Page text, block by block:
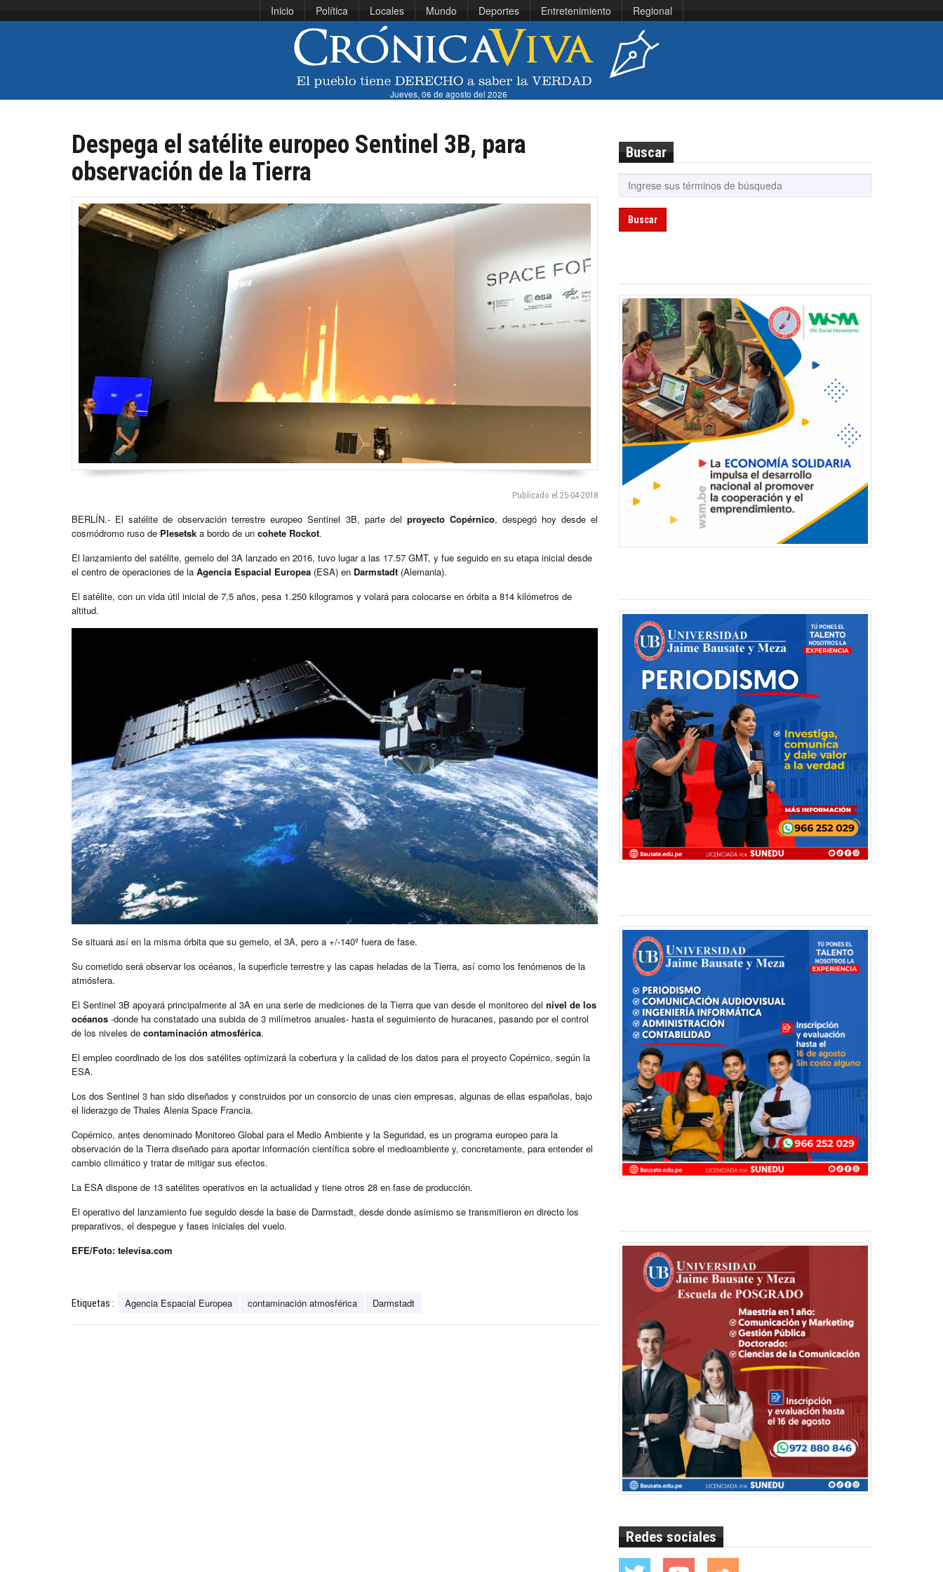
Inicio Política Locales Mundo Deportes Entretenimiento Regional
Jueves, 06 de agosto del 2026
Despega el satélite europeo Sentinel 3B, para
observación de la Tierra
Publicado el 25-04-2018
BERLÍN.- El satélite de observación terrestre europeo Sentinel 3B, parte del proyecto Copérnico, despegó hoy desde el
cosmódromo ruso de Plesetsk a bordo de un cohete Rockot.
El lanzamiento del satélite, gemelo del 3A lanzado en 2016, tuvo lugar a las 17.57 GMT, y fue seguido en su etapa inicial desde
el centro de operaciones de la Agencia Espacial Europea (ESA) en Darmstadt (Alemania).
El satélite, con un vida útil inicial de 7,5 años, pesa 1.250 kilogramos y volará para colocarse en órbita a 814 kilómetros de
altitud.
Se situará así en la misma órbita que su gemelo, el 3A, pero a +/-140º fuera de fase.
Su cometido será observar los océanos, la superficie terrestre y las capas heladas de la Tierra, así como los fenómenos de la
atmósfera.
El Sentinel 3B apoyará principalmente al 3A en una serie de mediciones de la Tierra que van desde el monitoreo del nivel de los
océanos -donde ha constatado una subida de 3 milímetros anuales- hasta el seguimiento de huracanes, pasando por el control
de los niveles de contaminación atmosférica.
El empleo coordinado de los dos satélites optimizará la cobertura y la calidad de los datos para el proyecto Copérnico, según la
ESA.
Los dos Sentinel 3 han sido diseñados y construidos por un consorcio de unas cien empresas, algunas de ellas españolas, bajo
el liderazgo de Thales Alenia Space Francia.
Copérnico, antes denominado Monitoreo Global para el Medio Ambiente y la Seguridad, es un programa europeo para la
observación de la Tierra diseñado para aportar información científica sobre el medioambiente y, concretamente, para entender el
cambio climático y tratar de mitigar sus efectos.
La ESA dispone de 13 satélites operativos en la actualidad y tiene otros 28 en fase de producción.
El operativo del lanzamiento fue seguido desde la base de Darmstadt, desde donde asimismo se transmitieron en directo los
preparativos, el despegue y fases iniciales del vuelo.
EFE/Foto: televisa.com
Etiquetas : Agencia Espacial Europea contaminación atmosférica Darmstadt
Buscar
Buscar
Redes sociales